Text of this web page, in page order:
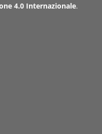
4.0 Internazionale.